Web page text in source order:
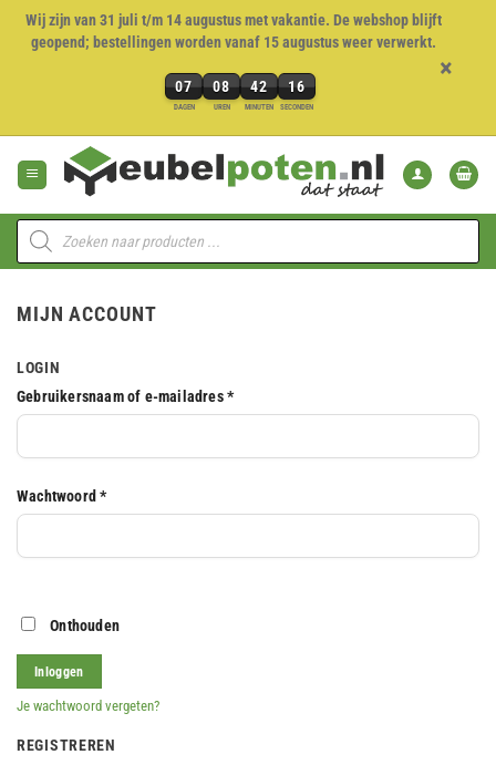
Wij zijn van 31 juli t/m 14 augustus met vakantie. De webshop blijft
geopend; bestellingen worden vanaf 15 augustus weer verwerkt.
07
DAGEN
08
UREN
42
MINUTEN
15
SECONDEN
7
uren,
minuten
en
×
naar
inhoud
Producten
zoeken
MIJN ACCOUNT
LOGIN
Gebruikersnaam of e-mailadres*Vereist
Wachtwoord*Vereist
Onthouden
Inloggen
Je wachtwoord vergeten?
REGISTREREN